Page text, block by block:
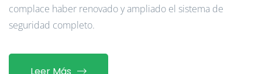
complace haber renovado y ampliado el sistema de
seguridad completo.